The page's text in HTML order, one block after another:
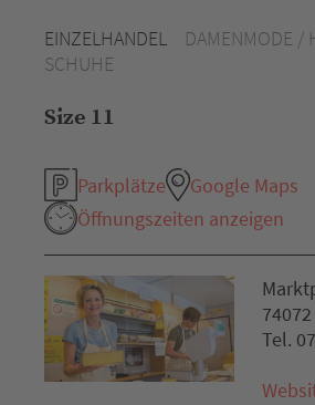
EINZELHANDEL
DAMENMODE /
SCHUHE
Size 11
Parkplätze
Google Maps
Öffnungszeiten anzeigen
Tel.